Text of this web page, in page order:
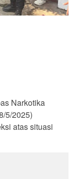
Narkotika
5/2025)
atas situasi